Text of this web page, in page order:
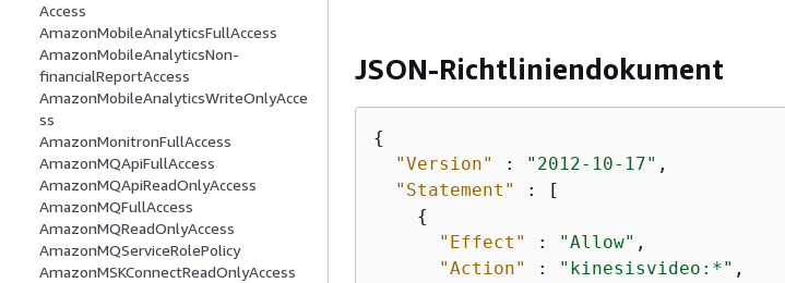
Access
AmazonMobileAnalyticsFullAccess
AmazonMobileAnalyticsNon-
financialReportAccess
AmazonMobileAnalyticsWriteOnlyAcce
ss
AmazonMonitronFullAccess
AmazonMQApiFullAccess
AmazonMQApiReadOnlyAccess
AmazonMQFullAccess
AmazonMQReadOnlyAccess
AmazonMQServiceRolePolicy
AmazonMSKConnectReadOnlyAccess
JSON-Richtliniendokument
{
"Version"
: "2012-10-17" ,
"Statement"
: [
{
"Effect"
: "Allow" ,
"Action"
: "kinesisvideo:*" ,